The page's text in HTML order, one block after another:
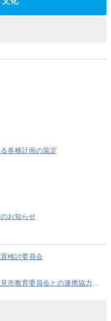
各種計画の策定
お知らせ
検討委員会
会との連携協力に関する協定の締結